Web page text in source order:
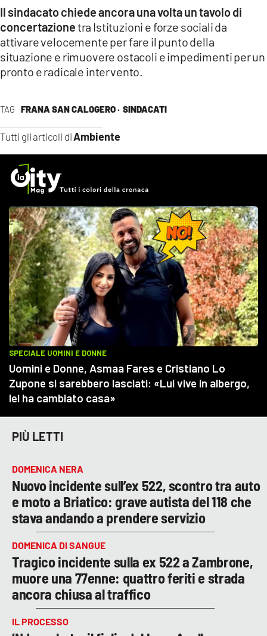
TAG FRANA SAN CALOGERO · SINDACATI
Tutti gli articoli diAmbiente
Il sindacato chiede ancora una volta un tavolo di
concertazionetra Istituzioni e forze sociali da
attivare velocemente per fare il punto della
situazione e rimuovere ostacoli e impedimenti per un
pronto e radicale intervento.
PIÙ LETTI
DOMENICA NERA
Nuovo incidente sull’ex 522, scontro tra auto
e moto a Briatico: grave autista del 118 che
stava andando a prendere servizio
DOMENICA DI SANGUE
Tragico incidente sulla ex 522 a Zambrone,
muore una 77enne: quattro feriti e strada
ancora chiusa al traffico
IL PROCESSO